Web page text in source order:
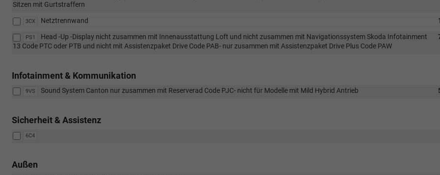
Sitzen mit Gurtstraffern
3CX Netztrennwand
PS1
Head -Up -Display nicht zusammen mit Innenausstattung Loft und nicht zusammen mit Navigationssystem Skoda Infotainment
13 Code PTC oder PTB und nicht mit Assistenzpaket Drive Code PAB- nur zusammen mit Assistenzpaket Drive Plus Code PAW
Infotainment & Kommunikation
9VS Sound System Canton nur zusammen mit Reserverad Code PJC- nicht für Modelle mit Mild Hybrid Antrieb
Sicherheit & Assistenz
6C4
Außen